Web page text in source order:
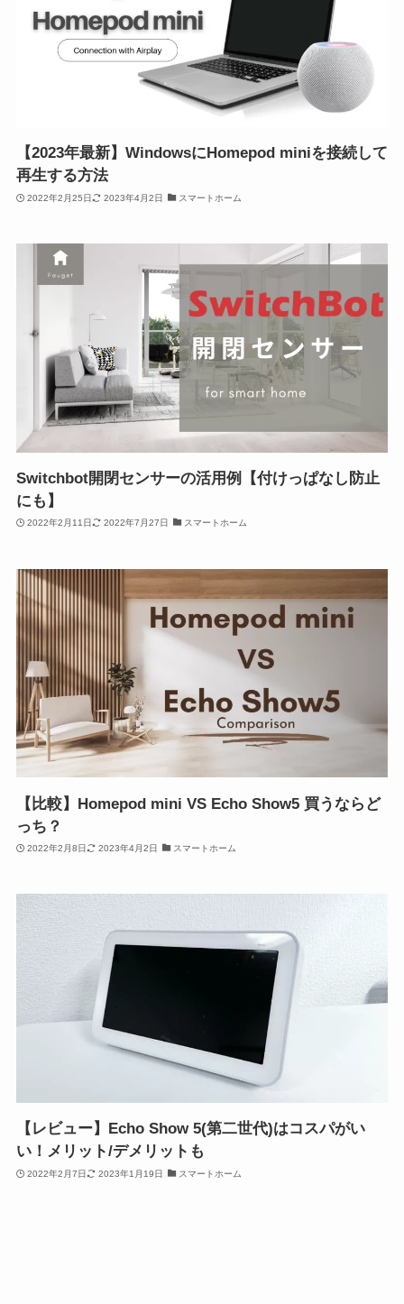
【2023年最新】WindowsにHomepod miniを接続して
再生する方法
2022年2月25日 2023年4月2日 スマートホーム
Switchbot開閉センサーの活用例【付けっぱなし防止
にも】
2022年2月11日 2022年7月27日 スマートホーム
【比較】Homepod mini VS Echo Show5 買うならど
っち？
2022年2月8日 2023年4月2日 スマートホーム
【レビュー】Echo Show 5(第二世代)はコスパがい
い！メリット/デメリットも
2022年2月7日 2023年1月19日 スマートホーム